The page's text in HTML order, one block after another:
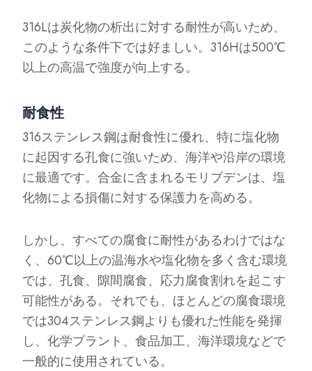
316Lは炭化物の析出に対する耐性が高いため、
このような条件下では好ましい。316Hは500℃
以上の高温で強度が向上する。
耐食性
316ステンレス鋼は耐食性に優れ、特に塩化物
に起因する孔食に強いため、海洋や沿岸の環境
に最適です。合金に含まれるモリブデンは、塩
化物による損傷に対する保護力を高める。
しかし、すべての腐食に耐性があるわけではな
く、60℃以上の温海水や塩化物を多く含む環境
では、孔食、隙間腐食、応力腐食割れを起こす
可能性がある。それでも、ほとんどの腐食環境
では304ステンレス鋼よりも優れた性能を発揮
し、化学プラント、食品加工、海洋環境などで
一般的に使用されている。